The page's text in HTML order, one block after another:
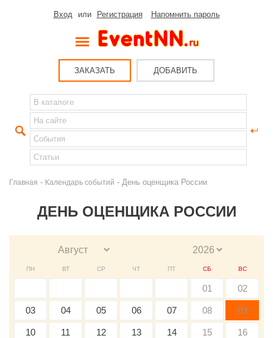
Вход или Регистрация Напомнить пароль
ЗАКАЗАТЬ ДОБАВИТЬ
Главная - Календарь событий - День оценщика России
ДЕНЬ ОЦЕНЩИКА РОССИИ
ПН ВТ СР ЧТ ПТ СБ ВС
01 02
03 04 05 06 07 08 09
10 11 12 13 14 15 16